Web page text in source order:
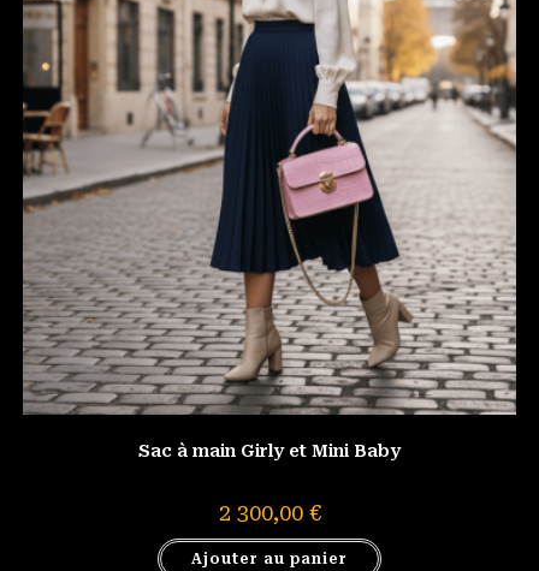
Sac à main Girly et Mini Baby
2 300,00 €
Ajouter au panier